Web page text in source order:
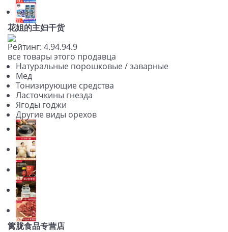
花姐的主妇干货
Рейтинг: 4.94.94.9
все товары этого продавца
Натуральные порошковые / заварные
Мед
Тонизирующие средства
Ласточкины гнезда
Ягоды годжи
Другие виды орехов
篱胧食品专营店